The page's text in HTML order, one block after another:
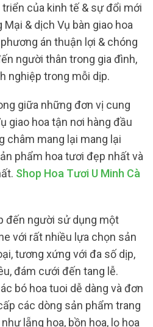
của kinh tế & sự đổi mới
& dịch Vụ bàn giao hoa
án thuận lợi & chóng
người thân trong gia đình,
nghiệp trong mỗi dịp.
giữa những đơn vị cung
giao hoa tận nơi hàng đầu
châm mang lại mang lại
phẩm hoa tươi đẹp nhất và
Shop Hoa Tươi U Minh Cà
đến người sử dụng một
với rất nhiều lựa chọn sản
tương xứng với đa số dịp,
đám cưới đến tang lễ.
bó hoa tuoi dễ dàng và đơn
các dòng sản phẩm trang
lẵng hoa, bồn hoa, lọ hoa